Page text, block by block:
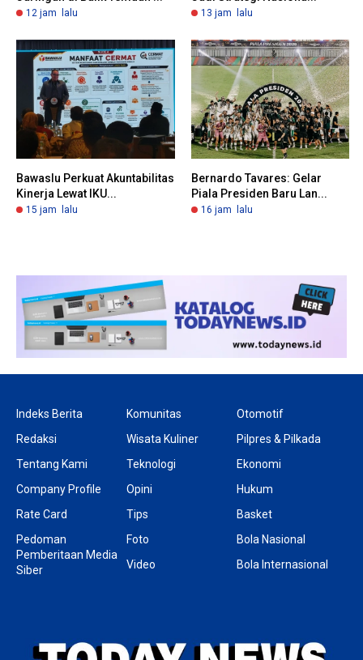
12 jam lalu 13 jam lalu
Bawaslu Perkuat Akuntabilitas
Kinerja Lewat IKU...
15 jam lalu
Bernardo Tavares: Gelar
Piala Presiden Baru Lan...
16 jam lalu
Indeks Berita
Redaksi
Tentang Kami
Company Profile
Rate Card
Pedoman
Pemberitaan Media
Siber
Komunitas
Wisata Kuliner
Teknologi
Opini
Tips
Foto
Video
Otomotif
Pilpres & Pilkada
Ekonomi
Hukum
Basket
Bola Nasional
Bola Internasional